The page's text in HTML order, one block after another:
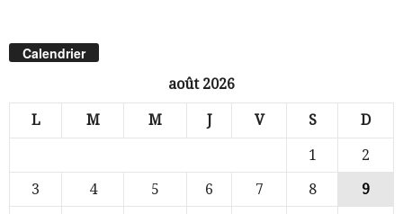
Calendrier
août 2026
L M M J V S D
1
2
3
4 5 6 7 8
9